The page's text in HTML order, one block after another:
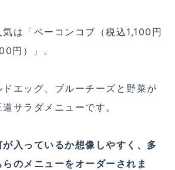
は「ベーコンコブ（税込1,100円
円）」。
エッグ、ブルーチーズと野菜が
サラダメニューです。
が入っているか想像しやすく、多
のメニューをオーダーされま